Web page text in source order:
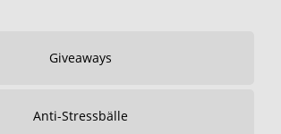
Giveaways
Anti-Stressbälle